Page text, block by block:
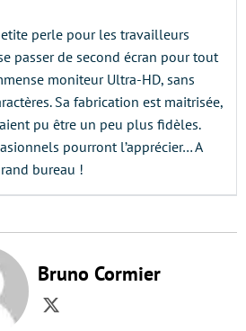
perle pour les travailleurs
passer de second écran pour tout
moniteur Ultra-HD, sans
Sa fabrication est maitrisée,
pu être un peu plus fidèles.
pourront l’apprécier… A
bureau !
Bruno Cormier
Twitter